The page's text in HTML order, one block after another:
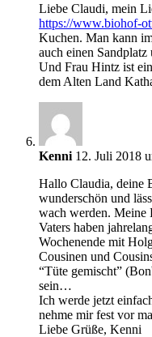
Liebe Claudi, mein
https://www.biohof-
Kuchen. Man kann
auch einen
Und Frau Hintz ist
dem Alten Land
Kenni 12. Juli 2018
Hallo Claudia, deine
wunderschön und
wach werden. Meine
Vaters haben
Wochenende mit
Cousinen und
“Tüte gemischt”
sein…
Ich werde jetzt
nehme mir fest vor
Liebe Grüße, Kenni